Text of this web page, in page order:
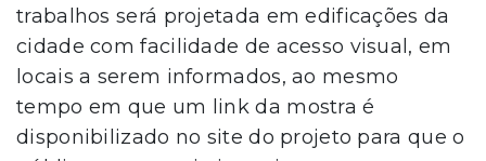
trabalhos será projetada em edificações da
cidade com facilidade de acesso visual, em
locais a serem informados, ao mesmo
tempo em que um link da mostra é
disponibilizado no site do projeto para que o